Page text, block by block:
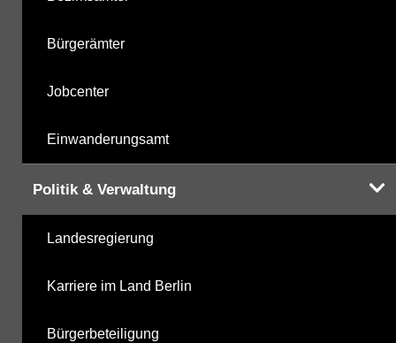
Bürgerämter
Jobcenter
Einwanderungsamt
Politik & Verwaltung
Landesregierung
Karriere im Land Berlin
Bürgerbeteiligung